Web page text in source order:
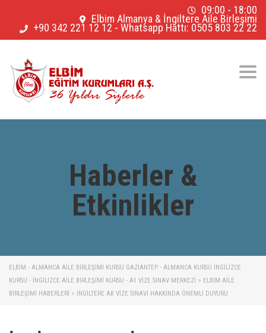
09:00 - 18:00
Elbim Almanya & İngiltere Aile Birleşimi
+90 342 221 12 12 - Whatsapp Hattı: 0505 803 22 22
Haberler &
Etkinlikler
ELBİM - ALMANCA AILE BIRLEŞIMI KURSU GAZIANTEP - ALMANCA KURSU İNGILIZCE
KURSU - İNGILIZCE AILE BIRLEŞIMI KURSU - A1 VIZE SINAV MERKEZI > ELBIM AILE
BIRLEŞIMI HABERLERI > İNGİLTERE AB VİZE SINAVI HAKKINDA ÖNEMLİ DUYURU